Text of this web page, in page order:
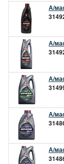
А/
А/
А/
А/
А/